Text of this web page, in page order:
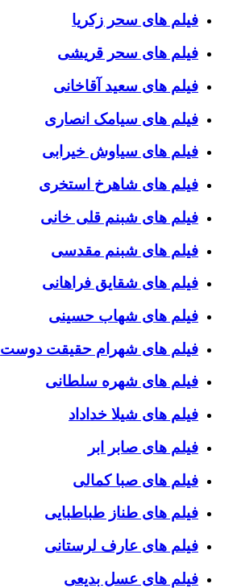
فیلم های سحر زکریا
فیلم های سحر قریشی
فیلم های سعید آقاخانی
فیلم های سیامک انصاری
فیلم های سیاوش خیرابی
فیلم های شاهرخ استخری
فیلم های شبنم قلی خانی
فیلم های شبنم مقدسی
فیلم های شقایق فراهانی
فیلم های شهاب حسینی
فیلم های شهرام حقیقت دوست
فیلم های شهره سلطانی
فیلم های شیلا خداداد
فیلم های صابر ابر
فیلم های صبا کمالی
فیلم های طناز طباطبایی
فیلم های عارف لرستانی
فیلم های عسل بدیعی